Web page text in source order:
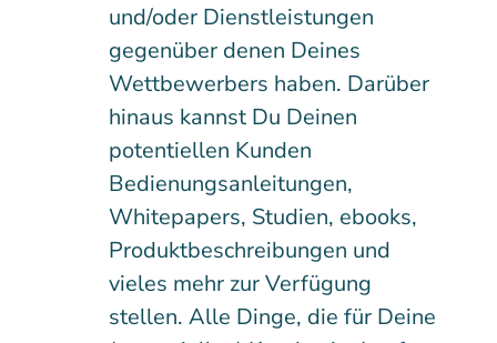
und/oder Dienstleistungen
gegenüber denen Deines
Wettbewerbers haben. Darüber
hinaus kannst Du Deinen
potentiellen Kunden
Bedienungsanleitungen,
Whitepapers, Studien, ebooks,
Produktbeschreibungen und
vieles mehr zur Verfügung
stellen. Alle Dinge, die für Deine